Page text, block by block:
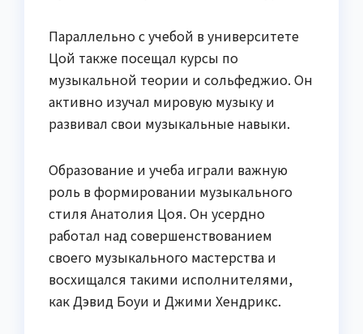
Параллельно с учебой в университете
Цой также посещал курсы по
музыкальной теории и сольфеджио. Он
активно изучал мировую музыку и
развивал свои музыкальные навыки.
Образование и учеба играли важную
роль в формировании музыкального
стиля Анатолия Цоя. Он усердно
работал над совершенствованием
своего музыкального мастерства и
восхищался такими исполнителями,
как Дэвид Боуи и Джими Хендрикс.